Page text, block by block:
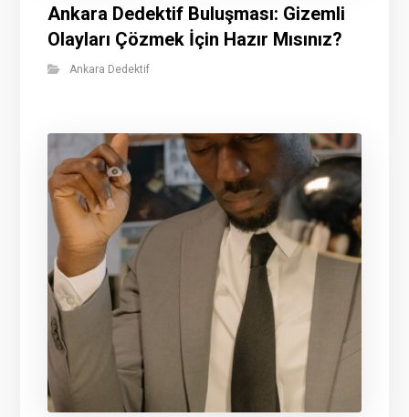
Ankara Dedektif Buluşması: Gizemli
Olayları Çözmek İçin Hazır Mısınız?
Ankara Dedektif